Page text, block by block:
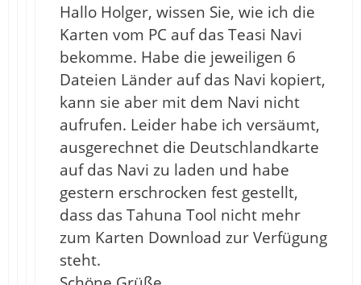
Hallo Holger, wissen Sie, wie ich die
Karten vom PC auf das Teasi Navi
bekomme. Habe die jeweiligen 6
Dateien Länder auf das Navi kopiert,
kann sie aber mit dem Navi nicht
aufrufen. Leider habe ich versäumt,
ausgerechnet die Deutschlandkarte
auf das Navi zu laden und habe
gestern erschrocken fest gestellt,
dass das Tahuna Tool nicht mehr
zum Karten Download zur Verfügung
steht.